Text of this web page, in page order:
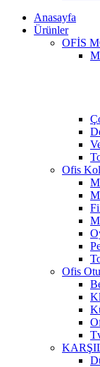
Anasayfa
Ürünler
OFİS
Ofis
Ofis